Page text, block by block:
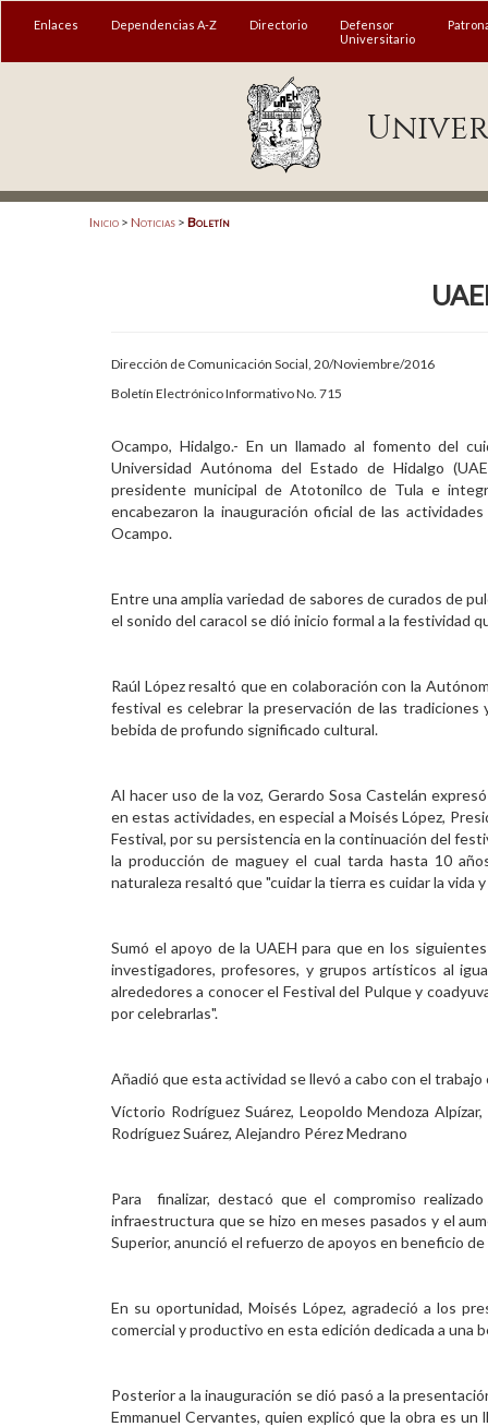
MENÚ
Acreditación Internacional
Enlaces Dependencias A-Z Directorio
Defensor
Universitario
Inicio > Noticias > Boletín
Dirección de Comunicación Social, 20/Noviembre/2016
Boletín Electrónico Informativo No. 715
Ocampo, Hidalgo.- En un llamado al fomento del
Universidad Autónoma del Estado de Hidalgo
presidente municipal de Atotonilco de Tula e
encabezaron la inauguración oficial de las
Ocampo.
Entre una amplia variedad de sabores de curados de
el sonido del caracol se dió inicio formal a la festividad
Raúl López resaltó que en colaboración con la
festival es celebrar la preservación de las
bebida de profundo significado cultural.
Al hacer uso de la voz, Gerardo Sosa Castelán
en estas actividades, en especial a Moisés López,
Festival, por su persistencia en la continuación del
la producción de maguey el cual tarda hasta 10
naturaleza resaltó que "cuidar la tierra es cuidar la vida
Sumó el apoyo de la UAEH para que en los
investigadores, profesores, y grupos artísticos al
alrededores a conocer el Festival del Pulque y
por celebrarlas".
Añadió que esta actividad se llevó a cabo con el
Víctorio Rodríguez Suárez, Leopoldo Mendoza
Rodríguez Suárez, Alejandro Pérez Medrano
Para finalizar, destacó que el compromiso
infraestructura que se hizo en meses pasados y el
Superior, anunció el refuerzo de apoyos en beneficio
En su oportunidad, Moisés López, agradeció a los
comercial y productivo en esta edición dedicada a una
Posterior a la inauguración se dió pasó a la
Emmanuel Cervantes, quien explicó que la obra es un